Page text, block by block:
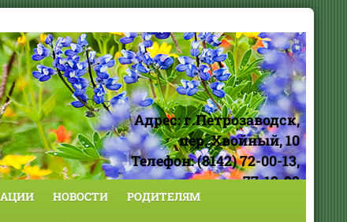
Адрес: г.Петрозаводск,
пер. Хвойный, 10
Телефон: (8142) 72-00-13,
77-18-98
НОВОСТИ РОДИТЕЛЯМ